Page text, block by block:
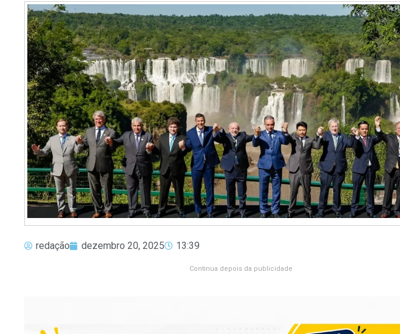
redação dezembro 20, 2025 13:39
Continua depois da publicidade